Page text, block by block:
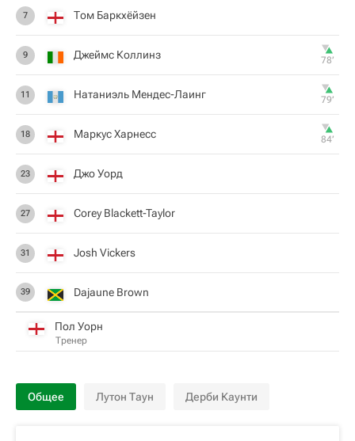
7 Том Баркхёйзен
9 Джеймс Коллинз 78‎’‎
11 Натаниэль Мендес-Лаинг 79‎’‎
18 Маркус Харнесс 84‎’‎
23 Джо Уорд
27 Corey Blackett-Taylor
31 Josh Vickers
39 Dajaune Brown
Пол Уорн
Тренер
Общее Лутон Таун Дерби Каунти